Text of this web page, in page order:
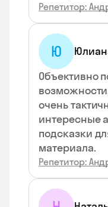
Репетитор:
Ю
Объективно
очень
интересные
подсказки
материала.
Репетитор: